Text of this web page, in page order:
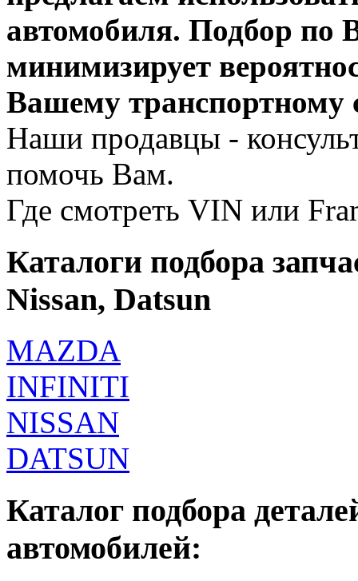
автомобиля. Подбор по
минимизирует
Вашему транспортному
Наши продавцы -
помочь Вам.
Где смотреть VIN или
Каталоги подбора
Nissan, Datsun
MAZDA
INFINITI
NISSAN
DATSUN
Каталог подбора
автомобилей: